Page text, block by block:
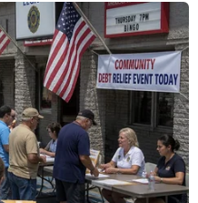
đời
dự "đại chiến"
Anfield ở trận đá bù
cậu con trai mới sinh